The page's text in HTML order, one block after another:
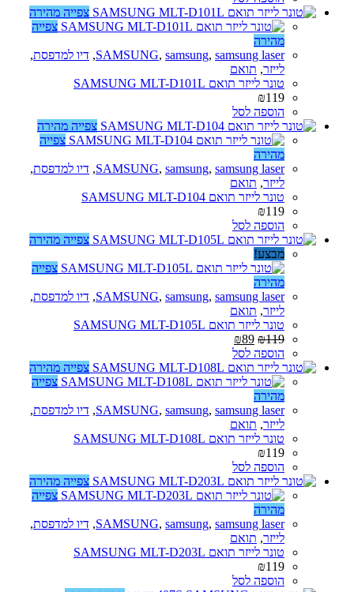
צפייה מהירה
צפייה
מהירה
SAMSUNG, samsung, samsung laser
, דיו למדפסת,
לייזר, תואם
טונר לייזר תואם SAMSUNG MLT-D101L
₪119
הוספה לסל
צפייה מהירה
צפייה
מהירה
SAMSUNG, samsung, samsung laser
, דיו למדפסת,
לייזר, תואם
טונר לייזר תואם SAMSUNG MLT-D104
₪119
הוספה לסל
צפייה מהירה
מבצע!
צפייה
מהירה
SAMSUNG, samsung, samsung laser
, דיו למדפסת,
לייזר, תואם
טונר לייזר תואם SAMSUNG MLT-D105L
₪119
₪89
הוספה לסל
צפייה מהירה
צפייה
מהירה
SAMSUNG, samsung, samsung laser
, דיו למדפסת,
לייזר, תואם
טונר לייזר תואם SAMSUNG MLT-D108L
₪119
הוספה לסל
צפייה מהירה
צפייה
מהירה
SAMSUNG, samsung, samsung laser
, דיו למדפסת,
לייזר, תואם
טונר לייזר תואם SAMSUNG MLT-D203L
₪119
הוספה לסל